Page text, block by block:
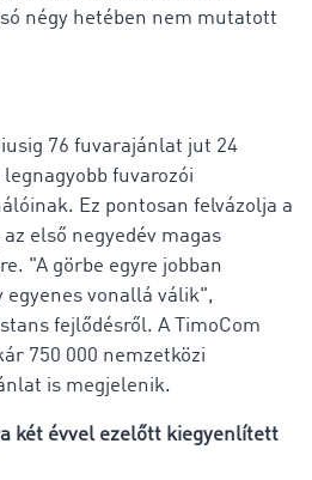
négy hetében nem mutatott
76 fuvarajánlat jut 24
fuvarozói
Ez pontosan felvázolja a
első negyedév magas
"A görbe egyre jobban
egyenes vonallá válik",
fejlődésről. A TimoCom
750 000 nemzetközi
is megjelenik.
két évvel ezelőtt kiegyenlített